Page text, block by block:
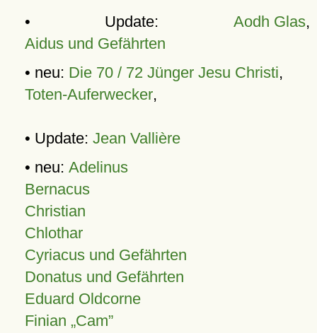
• Update: Aodh Glas,
Aidus und Gefährten
• neu: Die 70 / 72 Jünger Jesu Christi,
Toten-Auferwecker,
• Update: Jean Vallière
• neu: Adelinus
Bernacus
Christian
Chlothar
Cyriacus und Gefährten
Donatus und Gefährten
Eduard Oldcorne
Finian Cam